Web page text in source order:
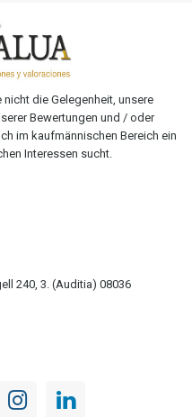
die Gelegenheit, unsere
Bewertungen und / oder
im kaufmännischen Bereich ein
Interessen sucht.
240, 3. (Auditia) 08036